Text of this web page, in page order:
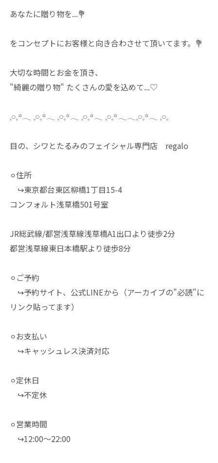
あなたに贈り物を...💐
をコンセプトにお客様と向き合わさせて頂いてます。💐
大切な時間とお金を頂き、
"綺麗の贈り物" たくさんの愛を込めて...♡
𓈒𓏸𓈒꙳𓂃 𓈒𓏸𓈒꙳𓂃 𓈒𓏸𓈒꙳𓂃 𓈒𓏸𓈒꙳𓂃 𓈒𓏸𓈒꙳𓂃𓂃𓈒𓏸𓈒꙳𓂃 𓈒𓏸𓈒
目の、シワとたるみのフェイシャル専門店 regalo
⚪︎住所
↪︎東京都台東区柳橋1丁目15-4
コンフォルト浅草橋501号室
JR総武線/都営浅草線浅草橋A1出口より徒歩2分
都営浅草線東日本橋駅より徒歩8分
⚪︎ご予約
↪︎予約サイト、公式LINEから（アーカイブの"必読"に
リンク貼ってます）
⚪︎お支払い
↪︎キャッシュレス決済対応
⚪︎定休日
↪︎不定休
⚪︎営業時間
↪︎12:00～22:00